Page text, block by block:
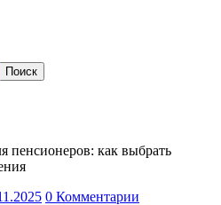
пенсионеров: как выбрать
0 Комментарии